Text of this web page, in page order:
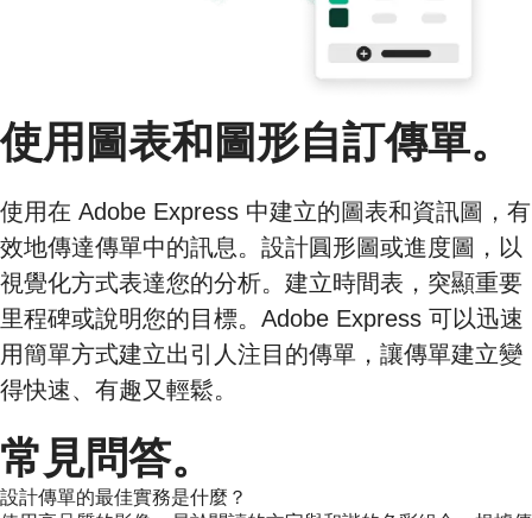
使用圖表和圖形自訂傳單。
使用在 Adobe Express 中建立的圖表和資訊圖，有
效地傳達傳單中的訊息。設計圓形圖或進度圖，以
視覺化方式表達您的分析。建立時間表，突顯重要
里程碑或說明您的目標。Adobe Express 可以迅速
用簡單方式建立出引人注目的傳單，讓傳單建立變
得快速、有趣又輕鬆。
常見問答。
設計傳單的最佳實務是什麼？